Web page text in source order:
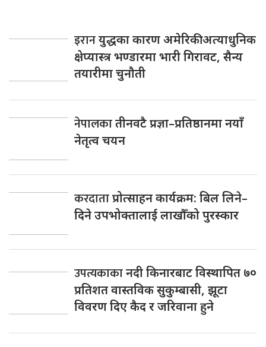
इरानयुद्धका कारण अमेरिकी अत्याधुनिक
क्षेप्यास्त्र भण्डारमा भारी गिरावट, सैन्य
तयारीमा चुनौती
नेपालकातीनवटै प्रज्ञा–प्रतिष्ठानमा नयाँ
नेतृत्व चयन
करदाताप्रोत्साहन कार्यक्रम: बिल लिने–
दिने उपभोक्तालाई लाखौँको पुरस्कार
उपत्यकाकानदी किनारबाट विस्थापित ७०
प्रतिशत वास्तविक सुकुम्बासी, झूटा
विवरण दिए कैद र जरिवाना हुने